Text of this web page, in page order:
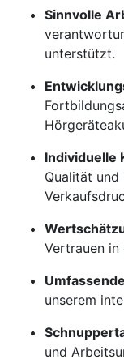
Sinnvolle
unterstützt.
Individuelle
Qualität und
Vertrauen in
unserem
und